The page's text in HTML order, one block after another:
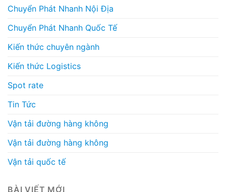
Chuyển Phát Nhanh Nội Địa
Chuyển Phát Nhanh Quốc Tế
Kiến thức chuyên ngành
Kiến thức Logistics
Spot rate
Tin Tức
Vận tải đường hàng không
Vận tải đường hàng không
Vận tải quốc tế
BÀI VIẾT MỚI